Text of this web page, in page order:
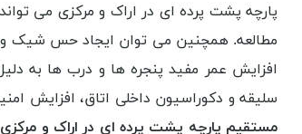
پارچه پشت پرده ای در اراک و مرکزی می
مطالعه. همچنین می توان ایجاد حس شیک و
افزایش عمر مفید پنجره ها و درب ها به
سلیقه و دکوراسیون داخلی اتاق، افزایش
مستقیم پارچه پشت پرده ای در اراک و مرکزی